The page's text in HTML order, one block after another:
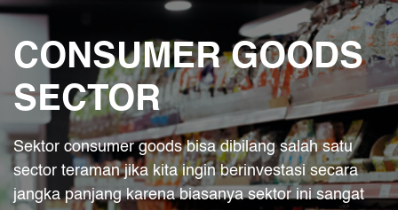
CONSUMER GOODS
SECTOR
Sektor consumer goods bisa dibilang salah satu
sector teraman jika kita ingin berinvestasi secara
jangka panjang karena biasanya sektor ini sangat